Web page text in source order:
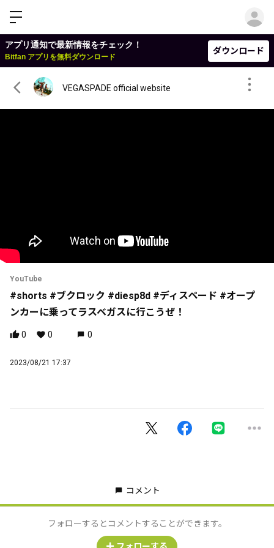
アプリ通知で最新情報をチェック！
Bitfan アプリを無料ダウンロード
ダウンロード
VEGASPADE official website
YouTube
#shorts #ブクロック #diesp8d #ディスペード #オープ
ンカーに乗ってラスベガスに行こうぜ！
0 0 0
2023/08/21 17:37
コメント
フォローするとコメントすることができます。